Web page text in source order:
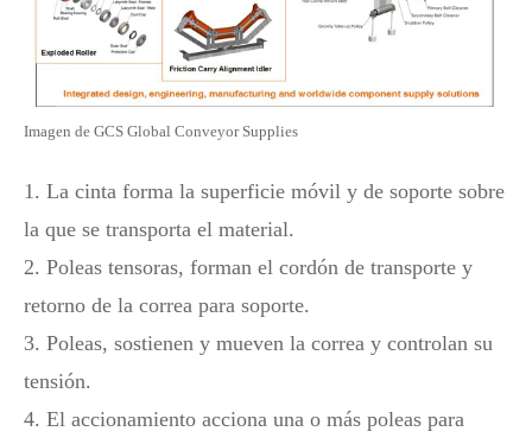
Imagen de GCS Global Conveyor Supplies
1. La cinta forma la superficie móvil y de soporte sobre
la que se transporta el material.
2. Poleas tensoras, forman el cordón de transporte y
retorno de la correa para soporte.
3. Poleas, sostienen y mueven la correa y controlan su
tensión.
4. El accionamiento acciona una o más poleas para